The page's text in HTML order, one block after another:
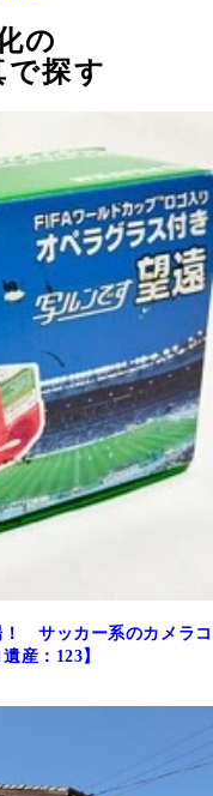
の
で探す
！ サッカー系のカメラコ
産：123】